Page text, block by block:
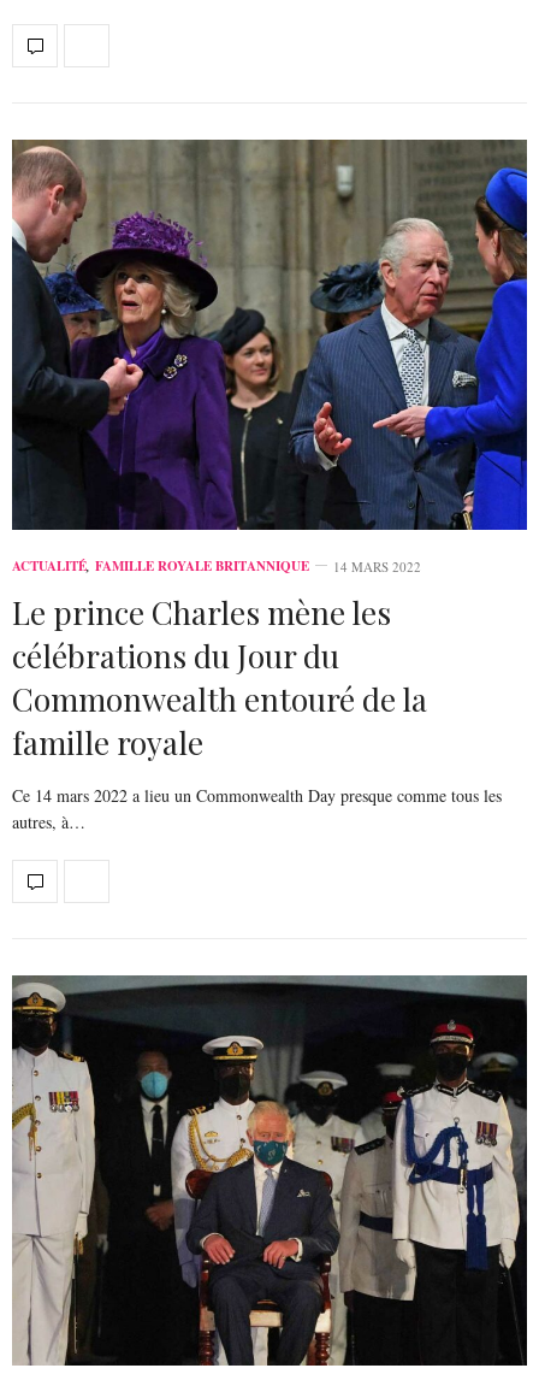
ACTUALITÉ, FAMILLE ROYALE BRITANNIQUE 14 MARS 2022
Le prince Charles mène les
célébrations du Jour du
Commonwealth entouré de la
famille royale
Ce 14 mars 2022 a lieu un Commonwealth Day presque comme tous les
autres, à…